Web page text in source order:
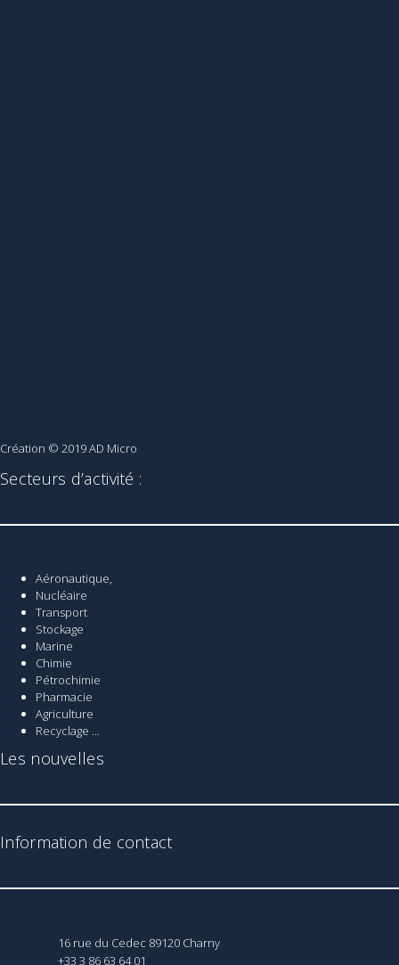
Création © 2019AD Micro
Secteurs d’activité :
Aéronautique,
Nucléaire
Transport
Stockage
Marine
Chimie
Pétrochimie
Pharmacie
Agriculture
Recyclage ...
Les nouvelles
Information de contact
16 rue du Cedec 89120 Charny
+33 3 86 63 64 01